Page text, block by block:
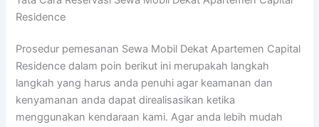
Residence
Prosedur pemesanan Sewa Mobil Dekat Apartemen Capital
Residence dalam poin berikut ini merupakah langkah
langkah yang harus anda penuhi agar keamanan dan
kenyamanan anda dapat direalisasikan ketika
menggunakan kendaraan kami. Agar anda lebih mudah